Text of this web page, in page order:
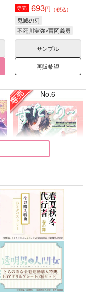
専売 693円 （税込）
鬼滅の刃
不死川実弥×冨岡義勇
サンプル
再販希望
No.6
すたーりーきゃっとう
ぉーく
妄想消しごむハンコ
専売 440円 （税込）
崩壊：スターレイル
刃
景元
サンプル